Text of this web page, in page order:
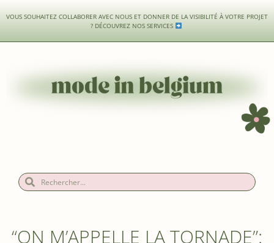
VOUS SOUHAITEZ COLLABORER AVEC NOUS ET DONNER DE LA VISIBILITÉ À VOTRE PROJET
? DÉCOUVREZ NOS SERVICES
“ON M’APPELLE LA TORNADE”: